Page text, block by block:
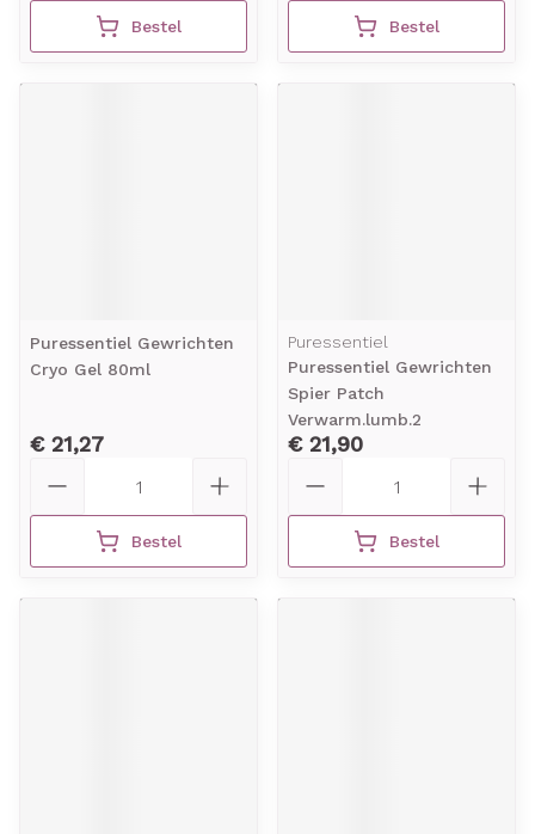
Bestel Bestel
Puressentiel Gewrichten
Cryo Gel 80ml
€ 21,27
Bestel
Puressentiel
Puressentiel Gewrichten
Spier Patch
Verwarm.lumb.2
€ 21,90
Bestel